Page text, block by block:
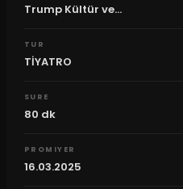
Trump Kültür ve...
TUR
TİYATRO
SURE
80 dk
PROMIYER
16.03.2025